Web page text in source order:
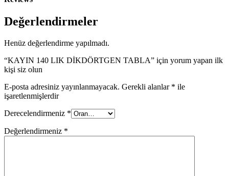
Değerlendirmeler
Henüz değerlendirme yapılmadı.
“KAYIN 140 LIK DİKDÖRTGEN TABLA” için yorum yapan ilk
kişi siz olun
E-posta adresiniz yayınlanmayacak. Gerekli alanlar * ile
işaretlenmişlerdir
Derecelendirmeniz *
Değerlendirmeniz *